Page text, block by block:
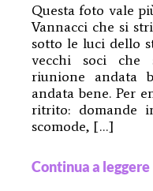
Questa foto vale
Vannacci che si
sotto le luci dello
vecchi soci che
riunione andata
andata bene. Per
ritrito: domande
scomode, […]
Continua a leggere